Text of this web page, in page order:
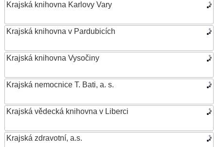
Krajská knihovna Karlovy Vary
Krajská knihovna v Pardubicích
Krajská knihovna Vysočiny
Krajská nemocnice T. Bati, a. s.
Krajská vědecká knihovna v Liberci
Krajská zdravotní, a.s.